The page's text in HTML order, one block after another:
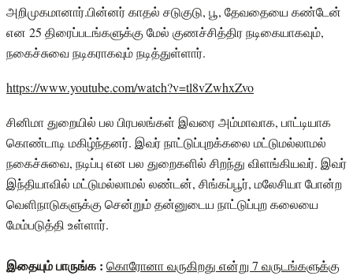
அறிமுகமானார்.பின்னர் காதல் சடுகுடு, பூ, தேவதையை கண்டேன்
என 25 திரைப்படங்களுக்கு மேல் குணச்சித்திர நடிகையாகவும்,
நகைச்சுவை நடிகராகவும் நடித்துள்ளார்.
https://www.youtube.com/watch?v=tl8vZwhxZvo
சினிமா துறையில் பல பிரபலங்கள் இவரை அம்மாவாக, பாட்டியாக
கொண்டாடி மகிழ்ந்தனர். இவர் நாட்டுப்புறக்கலை மட்டுமல்லாமல்
நகைச்சுவை, நடிப்பு என பல துறைகளில் சிறந்து விளங்கியவர். இவர்
இந்தியாவில் மட்டுமல்லாமல் லண்டன், சிங்கப்பூர், மலேசியா போன்ற
வெளிநாடுகளுக்கு சென்றும் தன்னுடைய நாட்டுப்புற கலையை
மேம்படுத்தி உள்ளார்.
இதையும் பாருங்க : கொரோனா வருகிறது என்று 7 வருடங்களுக்கு